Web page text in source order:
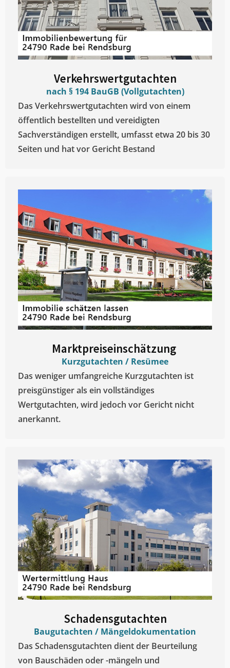
Verkehrswertgutachten
nach § 194 BauGB (Vollgutachten)
Das Verkehrswertgutachten wird von einem
öffentlich bestellten und vereidigten
Sachverständigen erstellt, umfasst etwa 20 bis 30
Seiten und hat vor Gericht Bestand
Marktpreiseinschätzung ​
Kurzgutachten / Resümee
Das weniger umfangreiche Kurzgutachten ist
preisgünstiger als ein vollständiges
Wertgutachten, wird jedoch vor Gericht nicht
anerkannt.
Schadensgutachten
Baugutachten / Mängeldokumentation
Das Schadensgutachten dient der Beurteilung
von Bauschäden oder -mängeln und